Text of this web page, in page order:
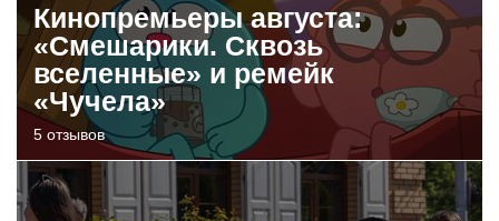
Кинопремьеры августа:
«Смешарики. Сквозь
вселенные» и ремейк
«Чучела»
5 отзывов